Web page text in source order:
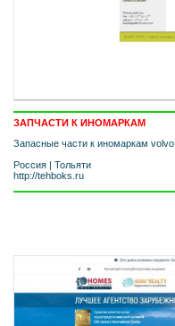
ЗАПЧАСТИ К ИНОМАРКАМ
Запасные части к иномаркам
Россия | Тольяти
http://tehboks.ru